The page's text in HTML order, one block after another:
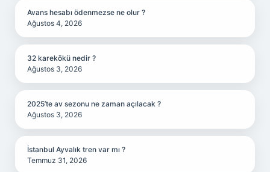
Avans hesabı ödenmezse ne olur ?
Ağustos 4, 2026
32 karekökü nedir ?
Ağustos 3, 2026
2025’te av sezonu ne zaman açılacak ?
Ağustos 3, 2026
İstanbul Ayvalık tren var mı ?
Temmuz 31, 2026